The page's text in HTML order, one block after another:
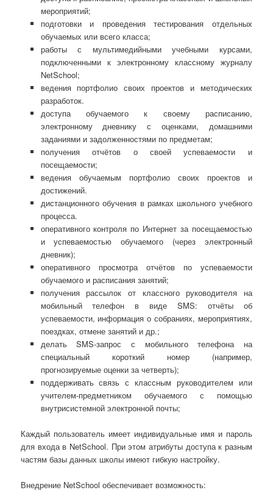
мероприятий;
подготовки и проведения тестирования отдельных
обучаемых или всего класса;
работы с мультимедийными учебными курсами,
подключенными к электронному классному журналу
NetSchool;
ведения портфолио своих проектов и методических
разработок.
доступа обучаемого к своему расписанию,
электронному дневнику с оценками, домашними
заданиями и задолженностями по предметам;
получения отчётов о своей успеваемости и
посещаемости;
ведения обучаемым портфолио своих проектов и
достижений.
дистанционного обучения в рамках школьного учебного
процесса.
оперативного контроля по Интернет за посещаемостью
и успеваемостью обучаемого (через электронный
дневник);
оперативного просмотра отчётов по успеваемости
обучаемого и расписания занятий;
получения рассылок от классного руководителя на
мобильный телефон в виде SMS: отчёты об
успеваемости, информация о собраниях, мероприятиях,
поездках, отмене занятий и др.;
делать SMS-запрос с мобильного телефона на
специальный короткий номер (например,
прогнозируемые оценки за четверть);
поддерживать связь с классным руководителем или
учителем-предметником обучаемого с помощью
внутрисистемной электронной почты;
Каждый пользователь имеет индивидуальные имя и пароль
для входа в NetSchool. При этом атрибуты доступа к разным
частям базы данных школы имеют гибкую настройку.
Внедрение NetSchool обеспечивает возможность: